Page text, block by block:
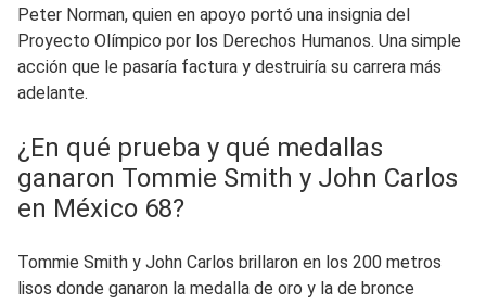
Peter Norman, quien en apoyo portó una insignia del
Proyecto Olímpico por los Derechos Humanos. Una simple
acción que le pasaría factura y destruiría su carrera más
adelante.
¿En qué prueba y qué medallas
ganaron Tommie Smith y John Carlos
en México 68?
Tommie Smith y John Carlos brillaron en los 200 metros
lisos donde ganaron la medalla de oro y la de bronce